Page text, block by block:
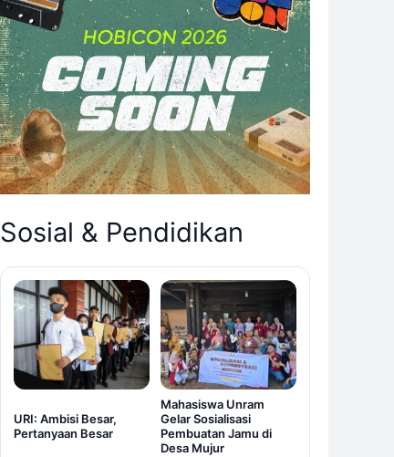
Sosial & Pendidikan
URI: Ambisi Besar,
Pertanyaan Besar
Mahasiswa Unram
Gelar Sosialisasi
Pembuatan Jamu di
Desa Mujur